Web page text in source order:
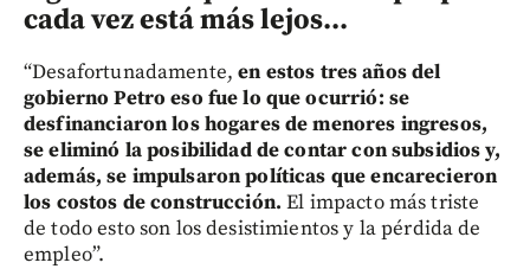
cada vez está más lejos...
“Desafortunadamente,en estos tres años del
gobierno Petro eso fue lo que ocurrió: se
desfinanciaron los hogares de menores ingresos,
se eliminó la posibilidad de contar con subsidios y,
además, se impulsaron políticas que encarecieron
los costos de construcción. El impacto más triste
de todo esto son los desistimientos y la pérdida de
empleo”.